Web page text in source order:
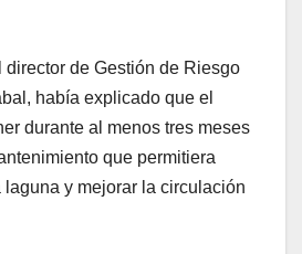
director de Gestión de Riesgo
había explicado que el
durante al menos tres meses
que permitiera
y mejorar la circulación